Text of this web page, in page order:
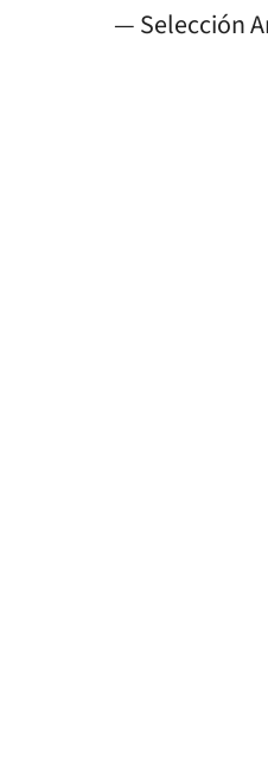
— Selección